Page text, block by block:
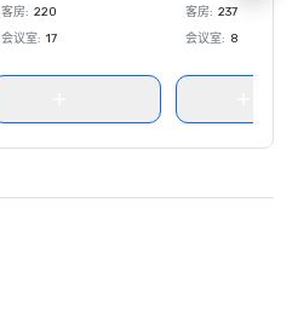
客房: 220
会议室: 17
客房: 237
会议室: 8